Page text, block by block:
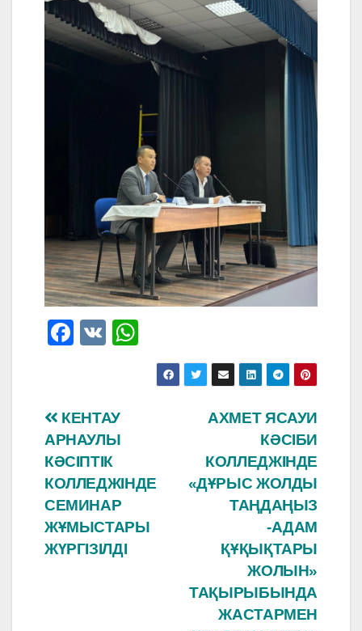
F
e
b
o
o
k
V
at
p
Навигация
по
записям
АХМЕТ ЯСАУИ
КӘСІБИ
КОЛЛЕДЖІНДЕ
«ДҰРЫС ЖОЛДЫ
ТАҢДАҢЫЗ
-АДАМ
ҚҰҚЫҚТАРЫ
ЖОЛЫН»
ТАҚЫРЫБЫНДА
ЖАСТАРМЕН
КЕНТАУ
АРНАУЛЫ
КӘСІПТІК
КОЛЛЕДЖІНДЕ
СЕМИНАР
ЖҰМЫСТАРЫ
ЖҮРГІЗІЛДІ